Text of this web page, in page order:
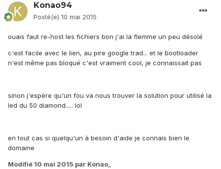
Konao94
Posté(e) 10 mai 2015
ouais faut re-host les fichiers bon j'ai la flemme un peu désolé
c'est facile avec le lien, au pire google trad... et le bootloader
n'est même pas bloqué c'est vraiment cool, je connaissait pas
sinon j'espère qu'un fou va nous trouver la solution pour utilisé la
led du 50 diamond..... lol
en tout cas si quelqu'un à besoin d'aide je connais bien le
domaine
Modifié 10 mai 2015 par Konao_